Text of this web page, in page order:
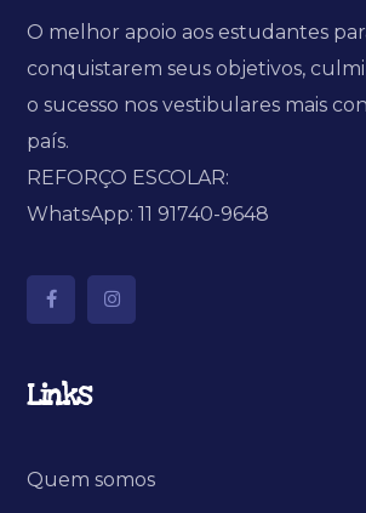
O melhor apoio aos estudantes
conquistarem seus objetivos,
o sucesso nos vestibulares mais
país.
REFORÇO ESCOLAR:
WhatsApp: 11 91740-9648
Links
Quem somos